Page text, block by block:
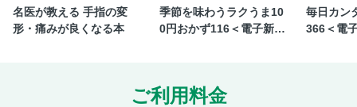
【ちくわdeヘルシー副菜】 ちくわとパプリカの甘酢炒め
ちくわときぬさやのおかかじょうゆ炒め
ちくわと貝割れ菜の梅肉あえ／ちくわとキャベツの即席漬け
名医が教える 手指の変
形・痛みが良くなる本
季節を味わうラクうま10
0円おかず116＜電子新版
毎日カン
366＜電
ご利用料金